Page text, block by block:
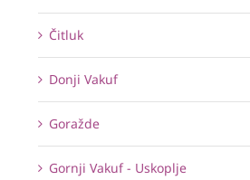
Čitluk
Donji Vakuf
Goražde
Gornji Vakuf - Uskoplje